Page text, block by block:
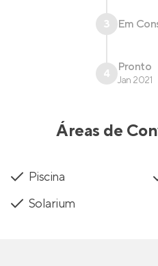
3 Em
4 Pronto
Jan 2021
Áreas de
Piscina
Solarium